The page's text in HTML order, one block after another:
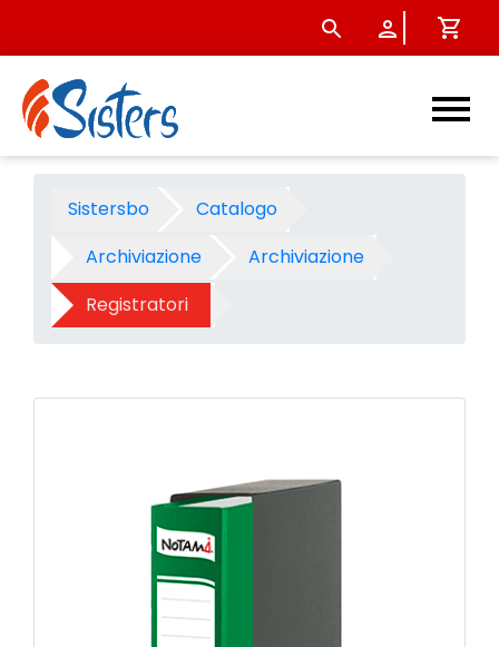
Registratore Notami
Sistersbo
Catalogo
Archiviazione
Archiviazione
Registratori